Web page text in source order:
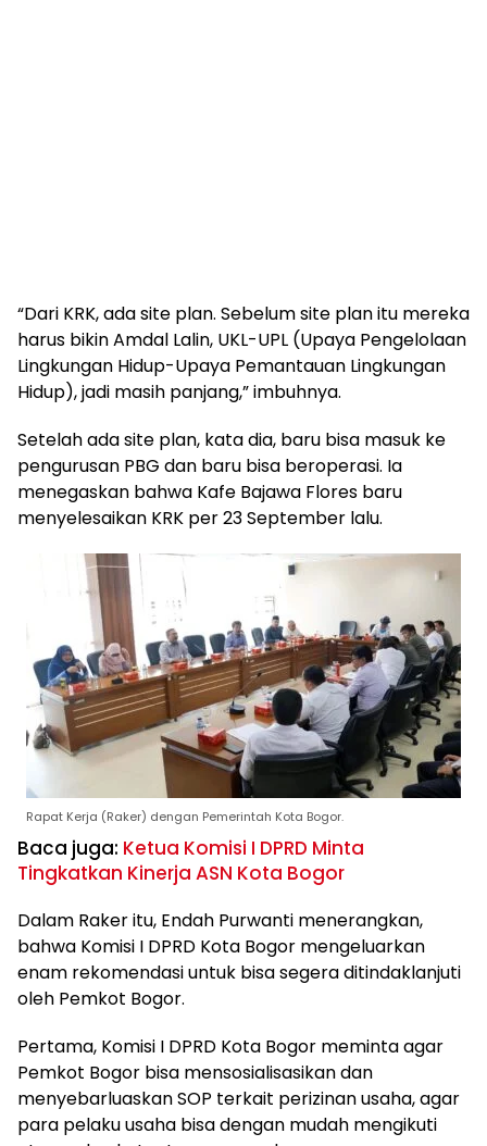
“Dari KRK, ada site plan. Sebelum site plan itu mereka
harus bikin Amdal Lalin, UKL-UPL (Upaya Pengelolaan
Lingkungan Hidup-Upaya Pemantauan Lingkungan
Hidup), jadi masih panjang,” imbuhnya.
Setelah ada site plan, kata dia, baru bisa masuk ke
pengurusan PBG dan baru bisa beroperasi. Ia
menegaskan bahwa Kafe Bajawa Flores baru
menyelesaikan KRK per 23 September lalu.
Rapat Kerja (Raker) dengan Pemerintah Kota Bogor.
Baca juga: Ketua Komisi I DPRD Minta
Tingkatkan Kinerja ASN Kota Bogor
Dalam Raker itu, Endah Purwanti menerangkan,
bahwa Komisi I DPRD Kota Bogor mengeluarkan
enam rekomendasi untuk bisa segera ditindaklanjuti
oleh Pemkot Bogor.
Pertama, Komisi I DPRD Kota Bogor meminta agar
Pemkot Bogor bisa mensosialisasikan dan
menyebarluaskan SOP terkait perizinan usaha, agar
para pelaku usaha bisa dengan mudah mengikuti